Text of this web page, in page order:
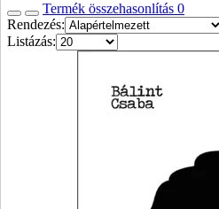
Termék összehasonlítás 0
Rendezés:
Listázás: